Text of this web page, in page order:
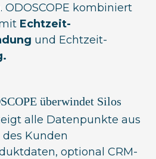
kombiniert
Echtzeit-
und Echtzeit-
überwindet Silos
alle Datenpunkte aus
Kunden
optional CRM-